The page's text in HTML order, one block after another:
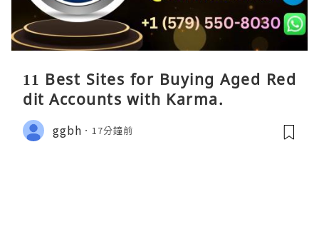
11 Best Sites for Buying Aged Red
dit Accounts with Karma.
ggbh 17分鐘前